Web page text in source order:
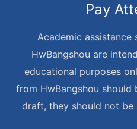
Pay
Academic
HwBangshou are
educational purposes
from HwBangshou should
draft, they should not be